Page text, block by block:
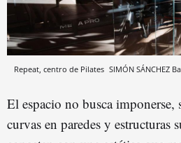
Repeat, centro de Pilates SIMÓN SÁNCHEZ
El espacio no busca imponerse,
curvas en paredes y estructuras